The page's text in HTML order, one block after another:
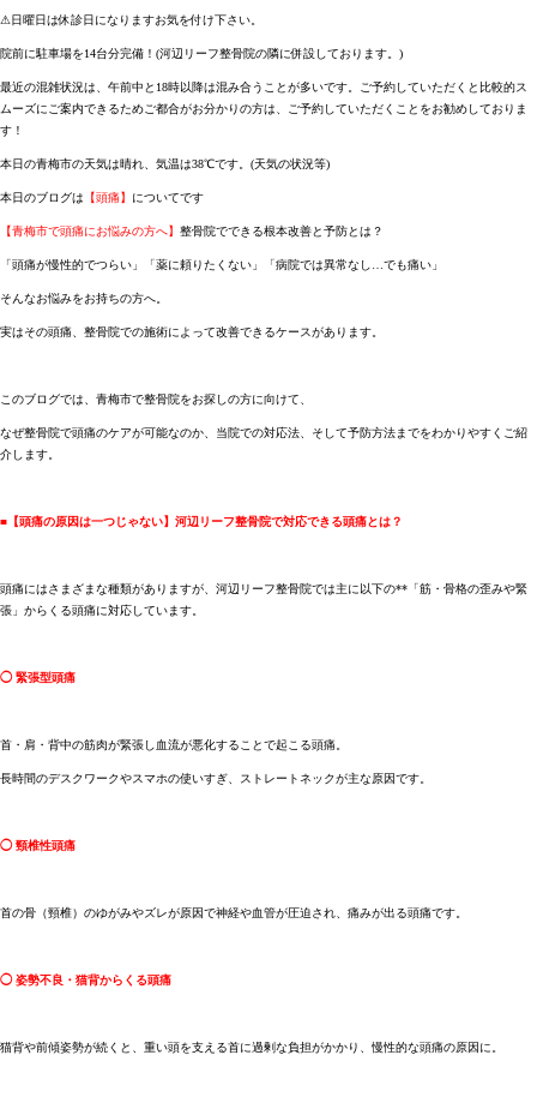
⚠︎日曜日は休診日になりますお気を付け下さい
院前に駐車場を14台分完備！(河辺リーフ整骨院の隣に併設しております。)
最近の混雑状況は、午前中と18時以降は混み合うことが多いです。ご予約していただくと比較的ス
ムーズにご案内できるためご都合がお分かりの方は、ご予約していただくことをお勧めしておりま
す！
本日の青梅市の天気は晴れ、気温は38℃です。(天気の状況等)
本日のブログは 【頭痛】 についてです
【青梅市で頭痛にお悩みの方へ】 整骨院でできる根本改善と予防とは？
「頭痛が慢性的でつらい」「薬に頼りたくない」「病院では異常なし…でも痛い」
そんなお悩みをお持ちの方へ。
実はその頭痛、整骨院での施術によって改善できるケースがあります。
このブログでは、青梅市で整骨院をお探しの方に向けて、
なぜ整骨院で頭痛のケアが可能なのか、当院での対応法、そして予防方法までをわかりやすくご紹
介します。
■【頭痛の原因は一つじゃない】河辺リーフ整骨院で対応できる頭痛とは？
頭痛にはさまざまな種類がありますが、河辺リーフ整骨院では主に以下の**「筋・骨格の歪みや緊
張」からくる頭痛に対応しています。
◯ 緊張型頭痛
首・肩・背中の筋肉が緊張し血流が悪化することで起こる頭痛。
長時間のデスクワークやスマホの使いすぎ、ストレートネックが主な原因です。
◯ 頸椎性頭痛
首の骨（頸椎）のゆがみやズレが原因で神経や血管が圧迫され、痛みが出る頭痛です。
◯ 姿勢不良・猫背からくる頭痛
猫背や前傾姿勢が続くと、重い頭を支える首に過剰な負担がかかり、慢性的な頭痛の原因に。